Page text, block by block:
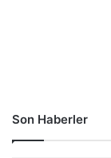
Son Haberler